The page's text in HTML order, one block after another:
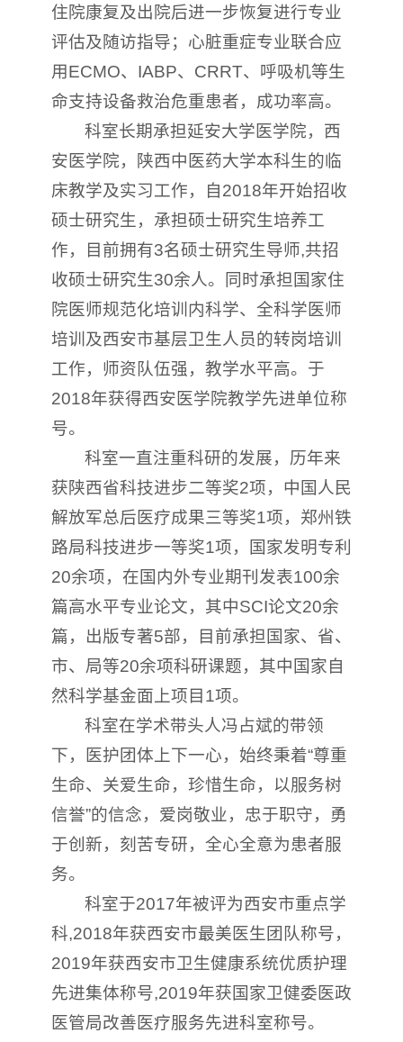
住院康复及出院后进一步恢复进行专业
评估及随访指导；心脏重症专业联合应
用ECMO、IABP、CRRT、呼吸机等生
命支持设备救治危重患者，成功率高。
科室长期承担延安大学医学院，西
安医学院，陕西中医药大学本科生的临
床教学及实习工作，自2018年开始招收
硕士研究生，承担硕士研究生培养工
作，目前拥有3名硕士研究生导师,共招
收硕士研究生30余人。同时承担国家住
院医师规范化培训内科学、全科学医师
培训及西安市基层卫生人员的转岗培训
工作，师资队伍强，教学水平高。于
2018年获得西安医学院教学先进单位称
号。
科室一直注重科研的发展，历年来
获陕西省科技进步二等奖2项，中国人民
解放军总后医疗成果三等奖1项，郑州铁
路局科技进步一等奖1项，国家发明专利
20余项，在国内外专业期刊发表100余
篇高水平专业论文，其中SCI论文20余
篇，出版专著5部，目前承担国家、省、
市、局等20余项科研课题，其中国家自
然科学基金面上项目1项。
科室在学术带头人冯占斌的带领
下，医护团体上下一心，始终秉着“尊重
生命、关爱生命，珍惜生命，以服务树
信誉”的信念，爱岗敬业，忠于职守，勇
于创新，刻苦专研，全心全意为患者服
务。
科室于2017年被评为西安市重点学
科,2018年获西安市最美医生团队称号，
2019年获西安市卫生健康系统优质护理
先进集体称号,2019年获国家卫健委医政
医管局改善医疗服务先进科室称号。